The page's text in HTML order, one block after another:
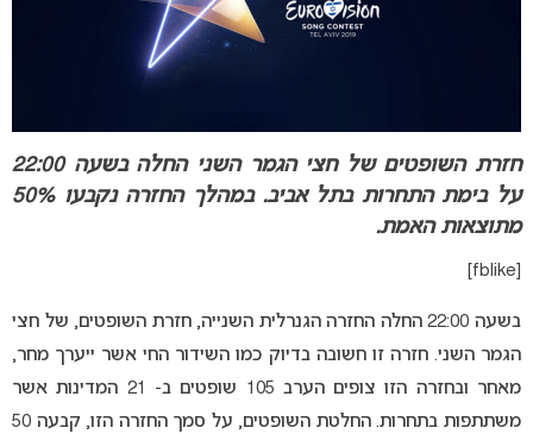
חזרת השופטים של חצי הגמר השני החלה בשעה 22:00
על בימת התחרות בתל אביב. במהלך החזרה נקבעו 50%
מתוצאות האמת.
בשעה 22:00 החלה החזרה הגנרלית השנייה, חזרת השופטים, של חצי
הגמר השני. חזרה זו חשובה בדיוק כמו השידור החי אשר ייערך מחר,
מאחר ובחזרה הזו צופים הערב 105 שופטים ב- 21 המדינות אשר
משתתפות בתחרות. החלטת השופטים, על סמך החזרה הזו, קבעה 50